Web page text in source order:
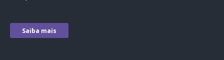
Saiba mais